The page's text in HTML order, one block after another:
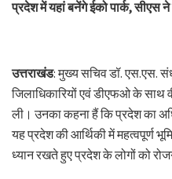
प्रदेश में यहां बनेंगे ईको पार्क, सीएस ने
उत्तराखंड: मुख्य सचिव डॉ. एस.एस.
जिलाधिकारियों एवं डीएफओ के साथ
ली। उनका कहना हैं कि प्रदेश का
यह प्रदेश की आर्थिकी में महत्वपूर्ण
ध्यान रखते हुए प्रदेश के लोगों को